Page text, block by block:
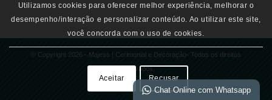
© Copyright 2026 - Majess | Cerimonial e Decoração- Todos os direitos
Reservados.
Utilizamos cookies para oferecer melhor experiência, melhorar o
desempenho/interação e personalizar conteúdo. Ao utilizar este site,
você concorda com o uso de cookies.
Aceitar Recusar
Chat Online com Whatsapp